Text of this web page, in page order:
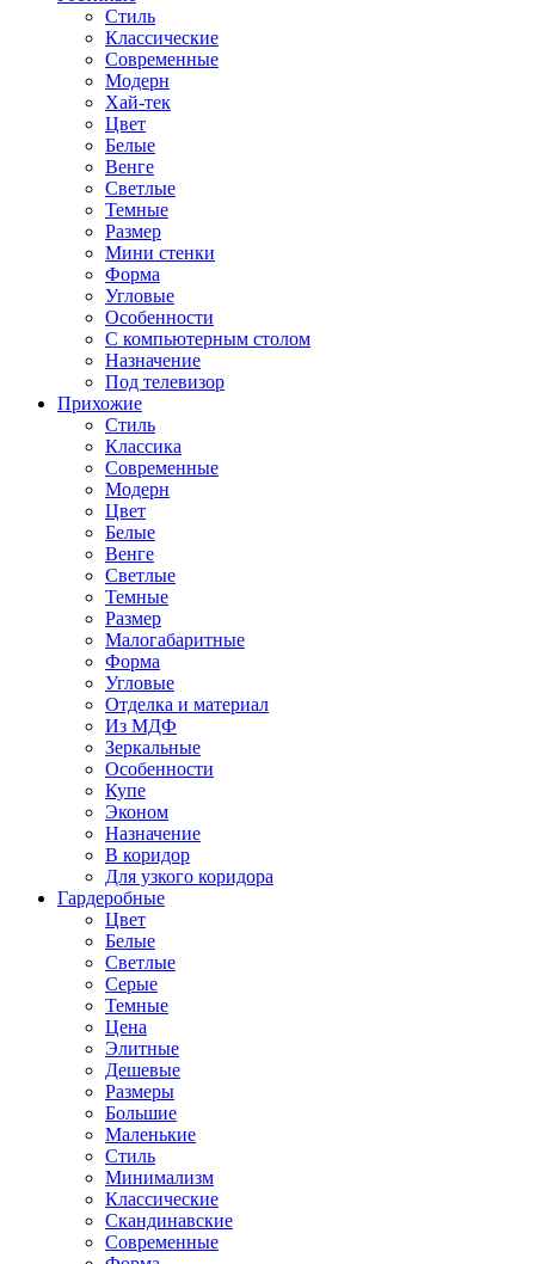
Стиль
Классические
Современные
Модерн
Хай-тек
Цвет
Белые
Венге
Светлые
Темные
Размер
Мини стенки
Форма
Угловые
Особенности
С компьютерным столом
Назначение
Под телевизор
Прихожие
Стиль
Классика
Современные
Модерн
Цвет
Белые
Венге
Светлые
Темные
Размер
Малогабаритные
Форма
Угловые
Отделка и материал
Из МДФ
Зеркальные
Особенности
Купе
Эконом
Назначение
В коридор
Для узкого коридора
Гардеробные
Цвет
Белые
Светлые
Серые
Темные
Цена
Элитные
Дешевые
Размеры
Большие
Маленькие
Стиль
Минимализм
Классические
Скандинавские
Современные